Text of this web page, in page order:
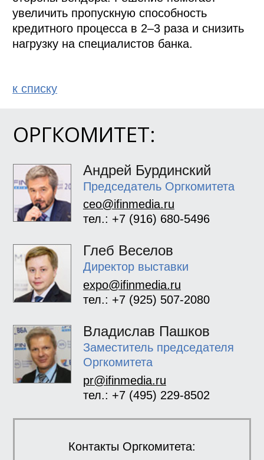
ОРГКОМИТЕТ:
Андрей Бурдинский
Председатель Оргкомитета
ceo@ifinmedia.ru
тел.: +7 (916) 680-5496
Глеб Веселов
Директор выставки
expo@ifinmedia.ru
тел.: +7 (925) 507-2080
Владислав Пашков
Заместитель председателя
Оргкомитета
pr@ifinmedia.ru
тел.: +7 (495) 229-8502
Контакты Оргкомитета:
увеличить пропускную способность
кредитного процесса в 2–3 раза и снизить
нагрузку на специалистов банка.
к спиcку